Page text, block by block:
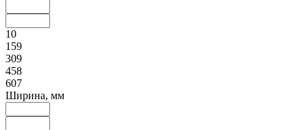
10
159
309
458
607
Ширина, мм